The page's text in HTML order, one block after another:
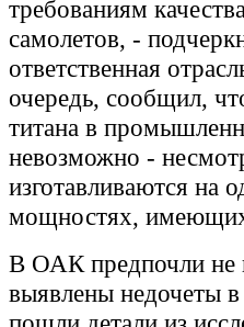
требованиям
самолетов, -
ответственная
очередь, сообщил,
титана в
невозможно -
изготавливаются на
мощностях,
В ОАК предпочли не
выявлены недочеты